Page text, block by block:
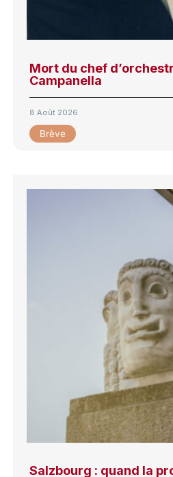
Mort du chef
Campanella
8 Août 2026
Brève
Salzbourg : quand la